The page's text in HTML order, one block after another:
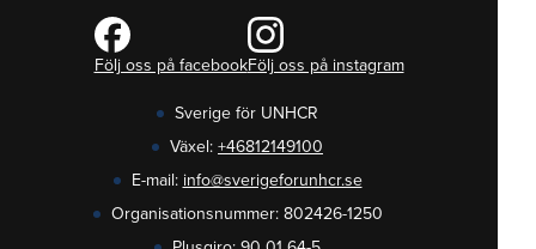
Följ oss på facebookFölj oss på instagram
Sverige för UNHCR
Växel: +46812149100
E-mail: info@sverigeforunhcr.se
Organisationsnummer: 802426-1250